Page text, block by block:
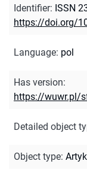
Identifier: ISSN
https://doi.org/
Language: pol
Has version:
https://wuwr.pl/
Detailed object
Object type: